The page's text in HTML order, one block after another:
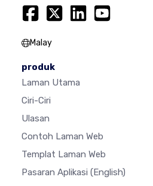
Malay
produk
Laman Utama
Ciri-Ciri
Ulasan
Contoh Laman Web
Templat Laman Web
Pasaran Aplikasi (English)